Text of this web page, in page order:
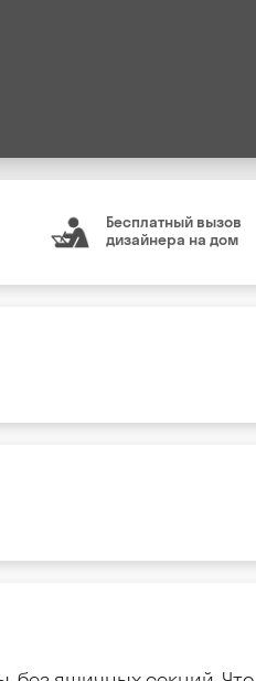
Бесплатный вызов
дизайнера на дом